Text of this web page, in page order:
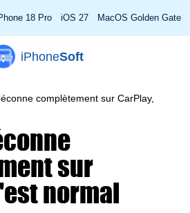
18 Pro iOS 27 MacOS Golden Gate
iPhoneSoft
complètement sur CarPlay,
sur
normal